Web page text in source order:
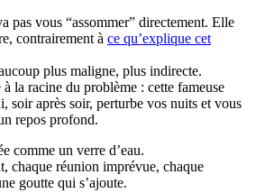
pas vous “assommer” directement. Elle
contrairement à ce qu’explique cet
plus maligne, plus indirecte.
à la racine du problème : cette fameuse
soir après soir, perturbe vos nuits et vous
repos profond.
comme un verre d’eau.
chaque réunion imprévue, chaque
goutte qui s’ajoute.